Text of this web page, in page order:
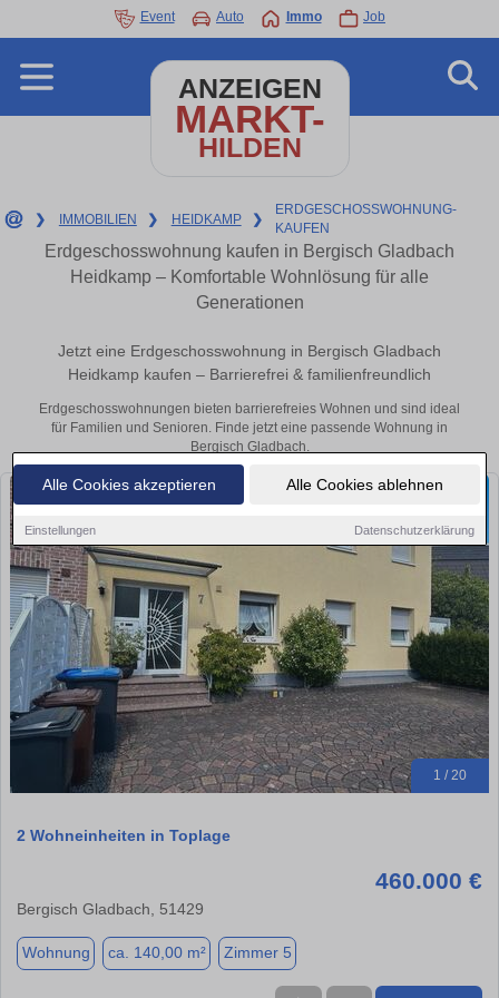
Alle Cookies akzeptieren Alle Cookies ablehnen
Einstellungen Datenschutzerklärung
Event Auto Immo Job
ANZEIGEN
MARKT-
HILDEN
❯ IMMOBILIEN ❯ HEIDKAMP ❯
ERDGESCHOSSWOHNUNG-
KAUFEN
Erdgeschosswohnung kaufen in Bergisch Gladbach
Heidkamp – Komfortable Wohnlösung für alle
Generationen
Jetzt eine Erdgeschosswohnung in Bergisch Gladbach
Heidkamp kaufen – Barrierefrei & familienfreundlich
Erdgeschosswohnungen bieten barrierefreies Wohnen und sind ideal
für Familien und Senioren. Finde jetzt eine passende Wohnung in
Bergisch Gladbach.
1 / 20
2 Wohneinheiten in Toplage
460.000 €
Bergisch Gladbach, 51429
Wohnung ca. 140,00 m² Zimmer 5